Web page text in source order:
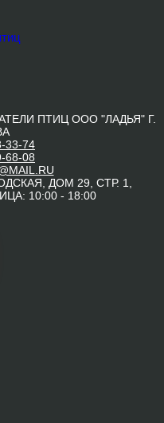
ПТИЦ ООО "ЛАДЬЯ"Г.
33-74
68-08
ДОМ 29, СТР. 1,
10:00 - 18:00